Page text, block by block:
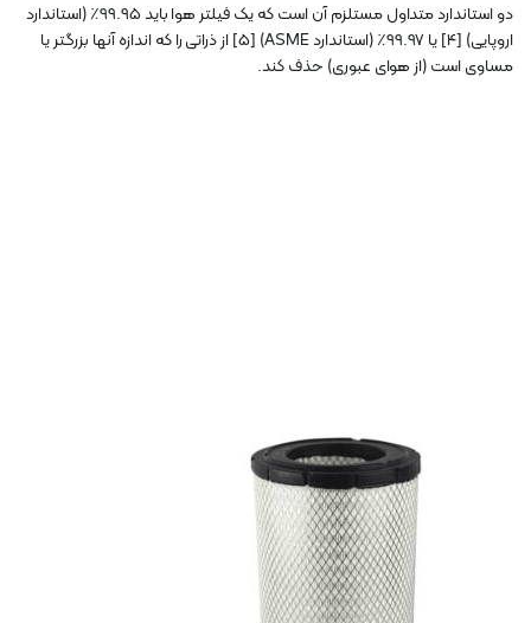
دو استاندارد متداول مستلزم آن است که یک فیلتر هوا باید 99.95٪ (استاندارد
اروپایی) [4] یا 99.97٪ (استاندارد ASME) [5] از ذراتی را که اندازه آنها بزرگتر یا
مساوی است (از هوای عبوری) حذف کند.